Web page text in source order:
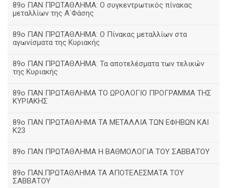
89ο ΠΑΝ ΠΡΩΤΑΘΛΗΜΑ: Ο συγκεντρωτικός πίνακας
μεταλλίων της Α΄Φάσης
89ο ΠΑΝ ΠΡΩΤΑΘΛΗΜΑ: Ο Πίνακας μεταλλίων στα
αγωνίσματα της Κυριακής
89ο ΠΑΝ ΠΡΩΤΑΘΛΗΜΑ: Τα αποτελέσματα των τελικών
της Κυριακής
89ο ΠΑΝ ΠΡΩΤΑΘΛΗΜΑ ΤΟ ΩΡΟΛΟΓΙΟ ΠΡΟΓΡΑΜΜΑ ΤΗΣ
ΚΥΡΙΑΚΗΣ
89ο ΠΑΝ ΠΡΩΤΑΘΛΗΜΑ ΤΑ ΜΕΤΑΛΛΙΑ ΤΩΝ ΕΦΗΒΩΝ ΚΑΙ
Κ23
89ο ΠΑΝ ΠΡΩΤΑΘΛΗΜΑ Η ΒΑΘΜΟΛΟΓΙΑ ΤΟΥ ΣΑΒΒΑΤΟΥ
89ο ΠΑΝ.ΠΡΩΤΑΘΛΗΜΑ ΤΑ ΑΠΟΤΕΛΕΣΜΑΤΑ ΤΟΥ
ΣΑΒΒΑΤΟΥ